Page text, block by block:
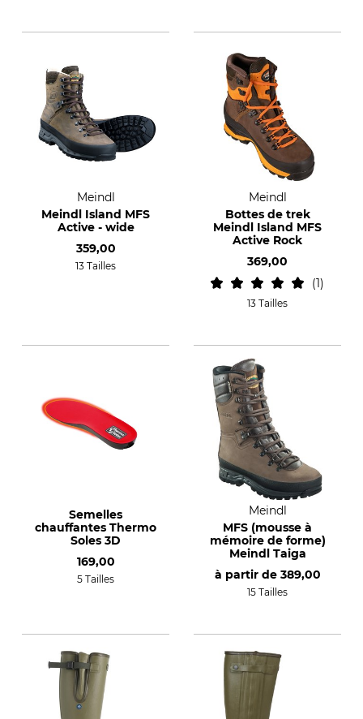
Meindl
Meindl Island MFS
Active - wide
359,00
13 Tailles
Meindl
Bottes de trek
Meindl Island MFS
Active Rock
369,00
1
13 Tailles
Semelles
chauffantes Thermo
Soles 3D
169,00
5 Tailles
Meindl
MFS (mousse à
mémoire de forme)
Meindl Taiga
à partir de 389,00
15 Tailles